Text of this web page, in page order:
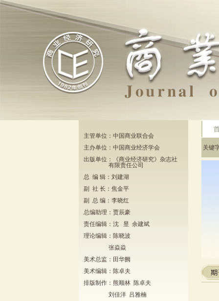
主管单位：中国商业联合会
主办单位：中国商业经济学会
出版单位：《商业经济研究》杂志社
有限责任公司
总 编 辑：刘建湖
副 社 长：焦金平
副 总 编：李晓红
总编助理：贾辰豪
责任编辑：沈 昱 余建斌
理论编辑：陈晓波
张焱焱
美术总监：田华阙
美术编辑：陈卓夫
排版制作：熊顺林 陈卓夫
刘佳洋 吕雅楠
关键